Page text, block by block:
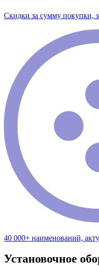
Скидки за сумму покупки,
40 000+ наименований,
Установочное